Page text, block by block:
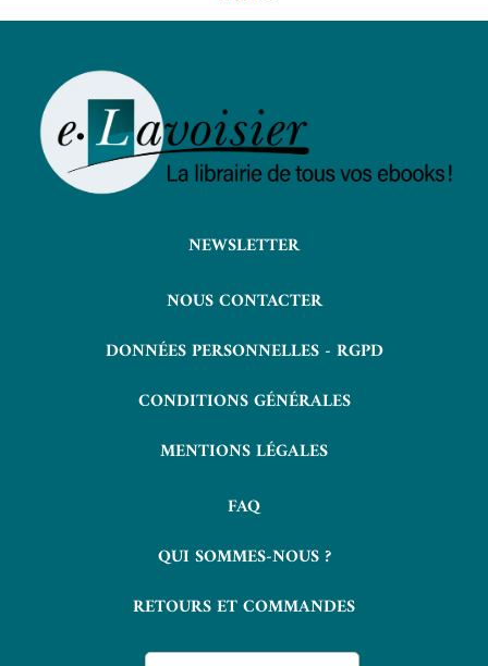
NEWSLETTER
NOUS CONTACTER
DONNÉES PERSONNELLES - RGPD
CONDITIONS GÉNÉRALES
MENTIONS LÉGALES
FAQ
QUI SOMMES-NOUS ?
RETOURS ET COMMANDES